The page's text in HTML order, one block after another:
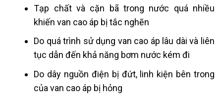
Tạp chất và cặn bã trong nước quá nhiều
khiến van cao áp bị tắc nghẽn
Do quá trình sử dụng van cao áp lâu dài và liên
tục dẫn đến khả năng bơm nước kém đi
Do dây nguồn điện bị đứt, linh kiện bên trong
của van cao áp bị hỏng